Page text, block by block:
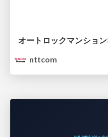
nttcom